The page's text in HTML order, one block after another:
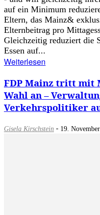
auf ein Minimum
Eltern, das Mainz&
Elternbeitrag pro
Gleichzeitig reduziert die
Essen auf...
Weiterlesen
FDP Mainz tritt mit
Wahl an –
Verkehrspolitiker
Gisela Kirschstein - 19.